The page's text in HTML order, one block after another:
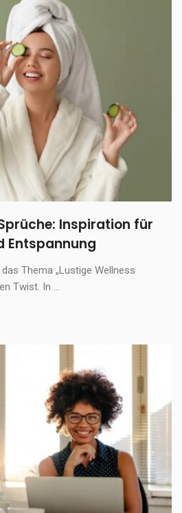
Inspiration für
Entspannung
Thema „Lustige Wellness
Twist. In ...